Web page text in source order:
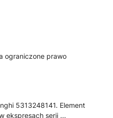
ograniczone prawo
5313248141. Element
ekspresach serii ...